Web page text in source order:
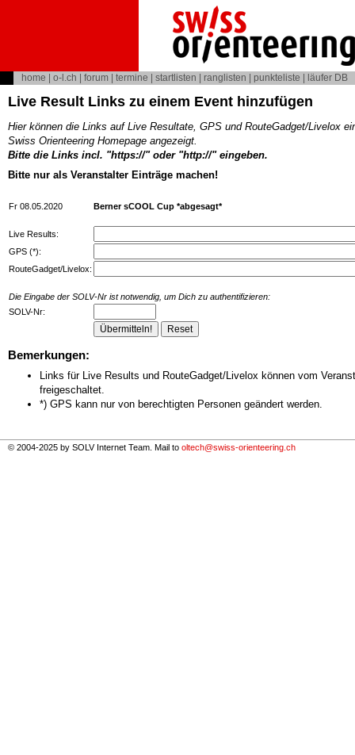
home o-l.ch forum termine startlisten ranglisten punkteliste läufer DB
Live Result Links zu einem Event hinzufügen
Hier können die Links auf Live Resultate, GPS und RouteGadget/Livelox
Swiss Orienteering Homepage angezeigt.
Bitte die Links incl. "https://" oder "http://" eingeben.
Bitte nur als Veranstalter Einträge machen!
Fr 08.05.2020 Berner sCOOL Cup *abgesagt*
Live Results:
GPS (*):
RouteGadget/Livelox:
Die Eingabe der SOLV-Nr ist notwendig, um Dich zu authentifizieren:
SOLV-Nr:
Bemerkungen:
Links für Live Results und RouteGadget/Livelox können vom
freigeschaltet.
*) GPS kann nur von berechtigten Personen geändert werden.
© 2004-2025 by SOLV Internet Team. Mail to oltech@swiss-orienteering.ch